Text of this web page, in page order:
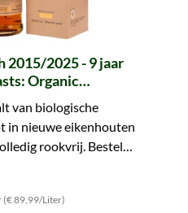
2015/2025 - 9 jaar
Organic
van biologische
in nieuwe eikenhouten
rookvrij. Bestel
(€ 89,99/Liter)